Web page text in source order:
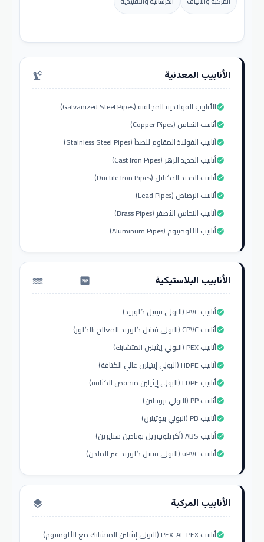
الأنابيب المعدنية precision_manufacturing
الأنابيب الفولاذية المجلفنة (Galvanized Steel Pipes)check_circle
أنابيب النحاس (Copper Pipes)check_circle
أنابيب الفولاذ المقاوم للصدأ (Stainless Steel Pipes)check_circle
أنابيب الحديد الزهر (Cast Iron Pipes)check_circle
أنابيب الحديد الدكتايل (Ductile Iron Pipes)check_circle
أنابيب الرصاص (Lead Pipes)check_circle
أنابيب النحاس الأصفر (Brass Pipes)check_circle
أنابيب الألومنيوم (Aluminum Pipes)check_circle
الأنابيب البلاستيكية water_pump
أنابيب PVC (البولي فينيل كلوريد)check_circle
أنابيب CPVC (البولي فينيل كلوريد المعالج بالكلور)check_circle
أنابيب PEX (البولي إيثيلين المتشابك)check_circle
أنابيب HDPE (البولي إيثيلين عالي الكثافة)check_circle
أنابيب LDPE (البولي إيثيلين منخفض الكثافة)check_circle
أنابيب PP (البولي بروبيلين)check_circle
أنابيب PB (البولي بيوتيلين)check_circle
أنابيب ABS (أكريلونيتريل بوتادين ستايرين)check_circle
أنابيب uPVC (البولي فينيل كلوريد غير الملدن)check_circle
الأنابيب المركبة layers
أنابيب PEX-AL-PEX (البولي إيثيلين المتشابك مع الألومنيوم)check_circle